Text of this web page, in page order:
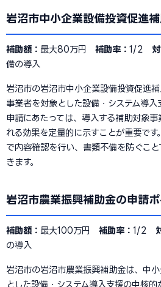
岩沼市中小企業設備投資促進
補助額： 最大80万円 補助率： 1/2
備の導入
岩沼市の岩沼市中小企業設備投資促進
事業者を対象とした設備・システム導入
申請にあたっては、導入する補助対象
れる効果を定量的に示すことが重要で
で内容確認を行い、書類不備を防ぐこ
きます。
岩沼市農業振興補助金の申請ポ
補助額： 最大100万円 補助率： 1/2
の導入
岩沼市の岩沼市農業振興補助金は、中
とした設備・システム導入支援の中核